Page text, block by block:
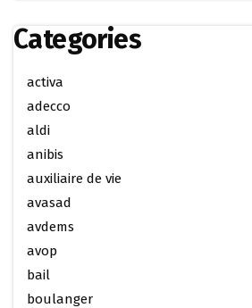
Categories
activa
adecco
aldi
anibis
auxiliaire de vie
avasad
avdems
avop
bail
boulanger